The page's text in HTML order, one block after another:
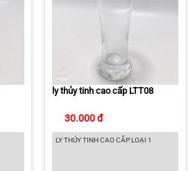
ly thủy tinh cao cấp LTT08
30.000 đ
LY THỦY TINH CAO CẤP LOẠI 1